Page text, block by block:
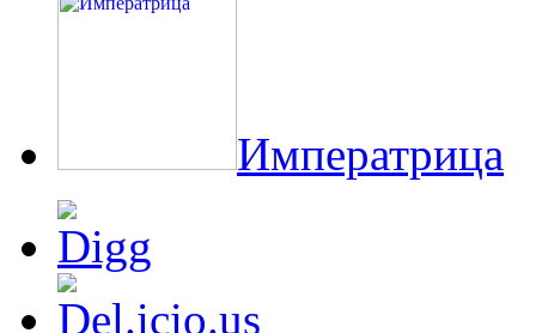
Императрица